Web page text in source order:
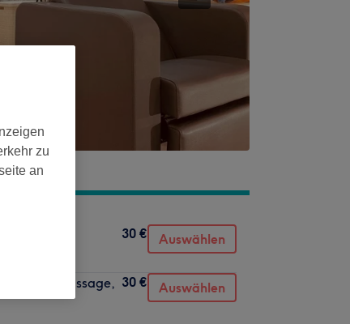
30 € Auswählen
Kopfmassage, 30 € Auswählen
zu
an